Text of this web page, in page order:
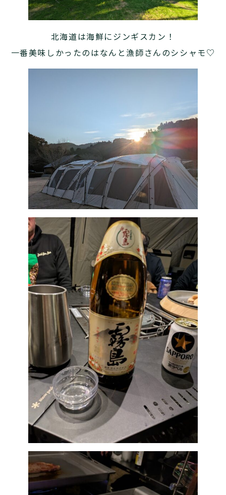
北海道は海鮮にジンギスカン！
一番美味しかったのはなんと漁師さんのシシャモ♡